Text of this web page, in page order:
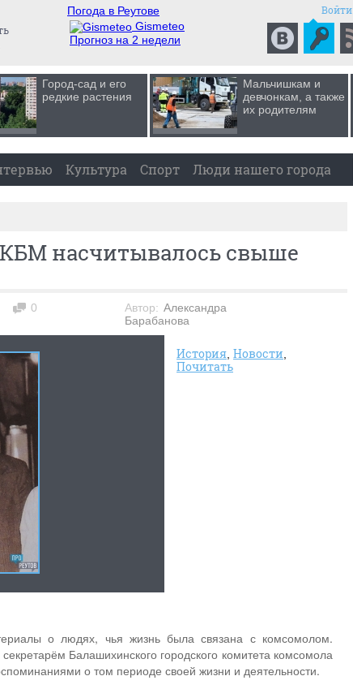
Погода в Реутове
Gismeteo
Прогноз на 2 недели
Войти
Город-сад и его
редкие растения
Мальчишкам и
девчонкам, а также
их родителям
Культура Спорт Люди нашего города
насчитывалось свыше
0 Автор: Александра
Барабанова
История Новости
Почитать
о людях, чья жизнь была связана с комсомолом.
Балашихинского городского комитета комсомола
о том периоде своей жизни и деятельности.